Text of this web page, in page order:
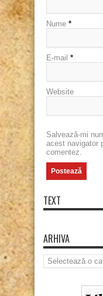
Nume *
E-mail *
Website
Salvează-mi
acest navigator
comentez.
TEXT
ARHIVA
Arhiva